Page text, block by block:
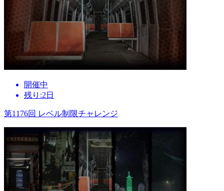
開催中
残り:2日
第1176回 レベル制限チャレンジ